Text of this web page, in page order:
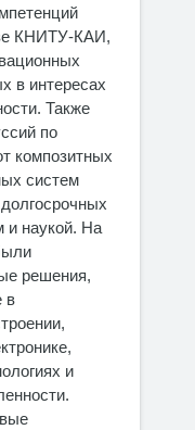
КНИТУ-КАИ,
в интересах
Также
по
композитных
систем
и наукой. На
решения,
в
и